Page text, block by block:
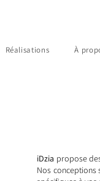
Réalisations À
iDzia propose
Nos conceptions